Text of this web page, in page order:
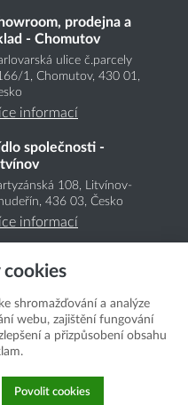
prodejna a
- Chomutov
ulice č.parcely
/1, Chomutov, 430 01,
informací
společnosti -
108, Litvínov-
436 03, Česko
informací
2026
shromažďování a analýze
webu, zajištění fungování
a přizpůsobení obsahu
Povolit cookies